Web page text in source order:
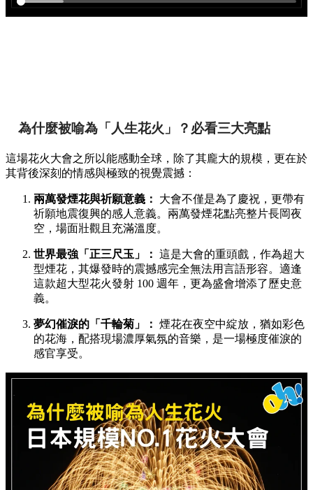
為什麼被喻為「人生花火」？必看三大亮點
這場花火大會之所以能感動全球，除了其龐大的規模，更在於
其背後深刻的情感與極致的視覺震撼：
兩萬發煙花與祈願意義：
大會不僅是為了慶祝，更帶有
祈願地震復興的感人意義。兩萬發煙花點亮整片長岡夜
空，場面壯觀且充滿溫度。
世界最強「正三尺玉」： 這是大會的重頭戲，作為超大
型煙花，其爆發時的震撼感完全無法用言語形容。適逢
這款超大型花火發射 100 週年，更為盛會增添了歷史意
義。
夢幻催淚的「千輪菊」： 煙花在夜空中綻放，猶如彩色
的花海，配搭現場濃厚氣氛的音樂，是一場極度催淚的
感官享受。